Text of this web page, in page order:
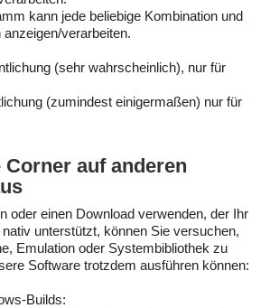
kann jede beliebige Kombination und
verarbeiten.
(sehr wahrscheinlich), nur für
(zumindest einigermaßen) nur für
auf anderen
oder einen Download verwenden, der Ihr
unterstützt, können Sie versuchen,
Emulation oder Systembibliothek zu
Software trotzdem ausführen können:
Builds: